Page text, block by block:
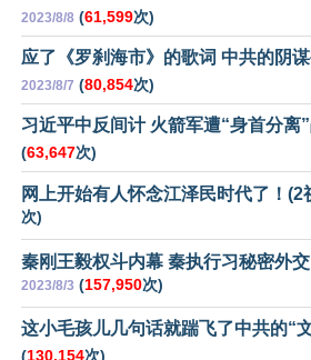
2023/8/8 (61,599次)
应了《罗刹海市》的歌词 中共的阴
2023/8/7 (80,854次)
习近平中反间计 火箭军遭“身首分离
(63,647次)
网上开始有人怀念江泽民时代了！(2
次)
秦刚王毅权斗内幕 秦执行习秘密外
2023/8/3 (157,950次)
这小毛孩儿几句话就踹飞了中共的“
(130,154次)